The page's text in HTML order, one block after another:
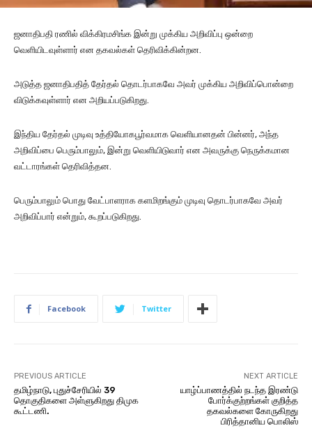
ஜனாதிபதி ரணில் விக்கிரமசிங்க இன்று முக்கிய அறிவிப்பு ஒன்றை
வெளியிடவுள்ளார் என தகவல்கள் தெரிவிக்கின்றன.
அடுத்த ஜனாதிபதித் தேர்தல் தொடர்பாகவே அவர் முக்கிய அறிவிப்பொன்றை
விடுக்கவுள்ளார் என அறியப்படுகிறது.
இந்திய தேர்தல் முடிவு ​உத்தியோகபூர்வமாக வெளியானதன் பின்னர், அந்த
அறிவிப்பை பெரும்பாலும், இன்று வெளியிடுவார் என அவருக்கு நெருக்கமான
வட்டாரங்கள் தெரிவித்தன.
பெரும்பாலும் ​பொது வேட்பாளராக களமிறங்கும் முடிவு தொடர்பாகவே அவர்
அறிவிப்பார் என்றும், கூறப்படுகிறது.
Facebook Twitter
PREVIOUS ARTICLE
தமிழ்நாடு, புதுச்சேரியில் 39
தொகுதிகளை அள்ளுகிறது திமுக
கூட்டணி.
NEXT ARTICLE
யாழ்ப்பாணத்தில் நடந்த இரண்டு
போர்க்குற்றங்கள் குறித்த
தகவல்களை கோருகிறது
பிரித்தானிய பொலிஸ்